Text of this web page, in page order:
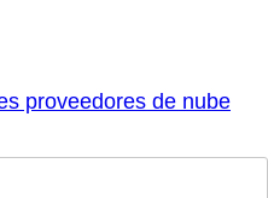
proveedores de nube